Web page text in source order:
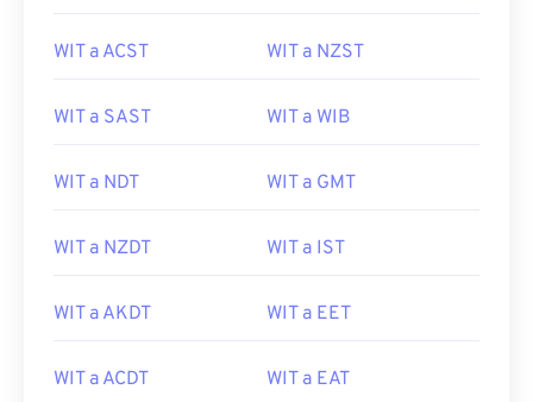
WIT a ACST WIT a NZST
WIT a SAST WIT a WIB
WIT a NDT WIT a GMT
WIT a NZDT WIT a IST
WIT a AKDT WIT a EET
WIT a ACDT WIT a EAT